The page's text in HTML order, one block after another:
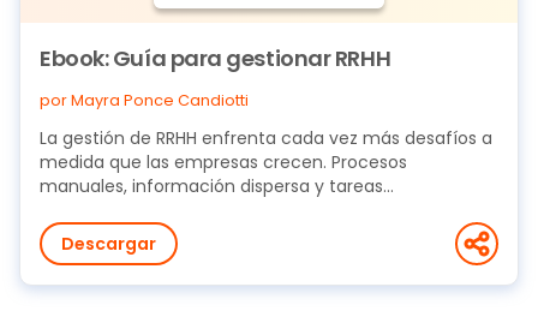
Ebook: Guía para gestionar RRHH
por Mayra Ponce Candiotti
La gestión de RRHH enfrenta cada vez más desafíos a
medida que las empresas crecen. Procesos
manuales, información dispersa y tareas
Descargar